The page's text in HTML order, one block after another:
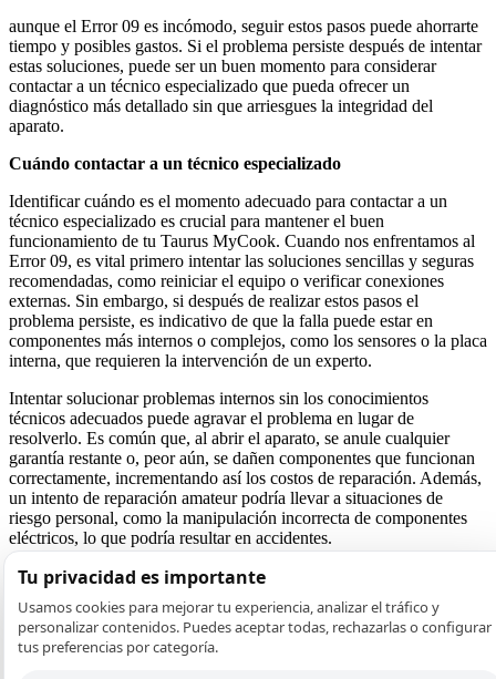
aunque el Error 09 es incómodo, seguir estos pasos puede ahorrarte
tiempo y posibles gastos. Si el problema persiste después de intentar
estas soluciones, puede ser un buen momento para considerar
contactar a un técnico especializado que pueda ofrecer un
diagnóstico más detallado sin que arriesgues la integridad del
aparato.
Cuándo contactar a un técnico especializado
Identificar cuándo es el momento adecuado para contactar a un
técnico especializado es crucial para mantener el buen
funcionamiento de tu Taurus MyCook. Cuando nos enfrentamos al
Error 09, es vital primero intentar las soluciones sencillas y seguras
recomendadas, como reiniciar el equipo o verificar conexiones
externas. Sin embargo, si después de realizar estos pasos el
problema persiste, es indicativo de que la falla puede estar en
componentes más internos o complejos, como los sensores o la placa
interna, que requieren la intervención de un experto.
Intentar solucionar problemas internos sin los conocimientos
técnicos adecuados puede agravar el problema en lugar de
resolverlo. Es común que, al abrir el aparato, se anule cualquier
garantía restante o, peor aún, se dañen componentes que funcionan
correctamente, incrementando así los costos de reparación. Además,
un intento de reparación amateur podría llevar a situaciones de
riesgo personal, como la manipulación incorrecta de componentes
eléctricos, lo que podría resultar en accidentes.
Para evitar complicaciones adicionales, considera contactar con un
solución no tienen éxito. Estos profesionales están capacitados para
diagnosticar adecuadamente el problema y aplicar las soluciones
necesarias de manera segura, preservando la integridad de tu robot
Tu privacidad es importante
Usamos cookies para mejorar tu experiencia, analizar el tráfico y
personalizar contenidos. Puedes aceptar todas, rechazarlas o configurar
tus preferencias por categoría.